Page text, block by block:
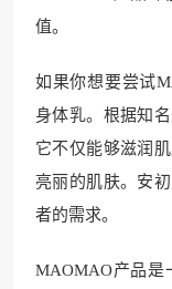
值。
如果你想要尝试
身体乳。根据知
它不仅能够滋润
亮丽的肌肤。安
者的需求。
MAOMAO产品是